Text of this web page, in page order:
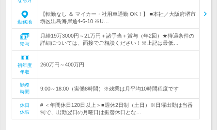
勤務地
【転勤なし ＆ マイカー・社用車通勤 OK！】 ■本社／大阪府堺市
堺区出島海岸通4-6-10 ※U…
給与
月給19万3000円～21万円＋諸手当＋賞与（年2回）★待遇条件の
詳細については、面接でご相談ください！※上記は最低…
初年度
年収
260万円～400万円
勤務
時間
9:00～18:00（実働8時間）※残業は月平均10時間程度です
休日
休暇
# ＜年間休日120日以上＞■週休2日制（土日）※日曜出勤は当番
制で、出勤翌日の月曜日は振替休日とな…